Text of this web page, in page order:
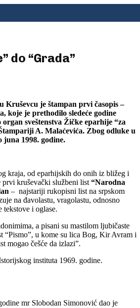
do “Grada”
Kruševcu je štampan prvi časopis –
koje je prethodilo sledeće godine
sveštenstva Žičke eparhije “za
A. Malaćevića. Zbog odluke u
juna 1998. godine.
kraja, od eparhijskih do onih iz bližeg i
kruševački službeni list “Narodna
– najstariji rukopisni list na srpskom
na đavolastu, vragolastu, odnosno
tekstove i oglase.
a pisani su mastilom ljubičaste
“Pismo”, u kome su lica Bog, Kir Avram i
mogao češće da izlazi”.
instituta 1969. godine.
mr Slobodan Simonović dao je